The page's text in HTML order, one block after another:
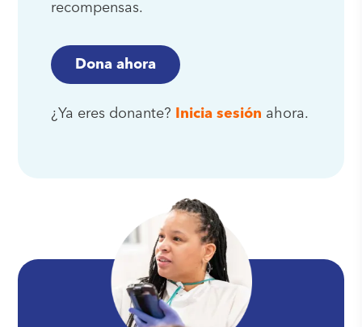
recompensas.
Dona ahora
¿Ya eres donante? Inicia sesión ahora.